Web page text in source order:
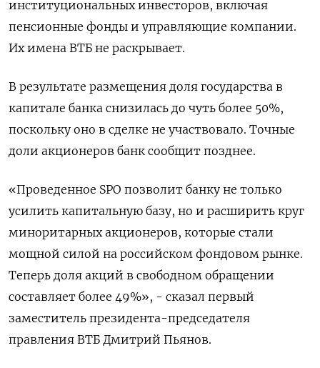
институциональных инвесторов, включая
пенсионные фонды и управляющие компании.
Их имена ВТБ не раскрывает.
В результате размещения доля государства в
капитале банка снизилась до чуть более 50%,
поскольку оно в сделке не участвовало. Точные
доли акционеров банк сообщит позднее.
«Проведенное SPO позволит банку не только
усилить капитальную базу, но и расширить круг
миноритарных акционеров, которые стали
мощной силой на российском фондовом рынке.
Теперь доля акций в свободном обращении
составляет более 49%», - сказал первый
заместитель президента-председателя
правления ВТБ Дмитрий Пьянов.